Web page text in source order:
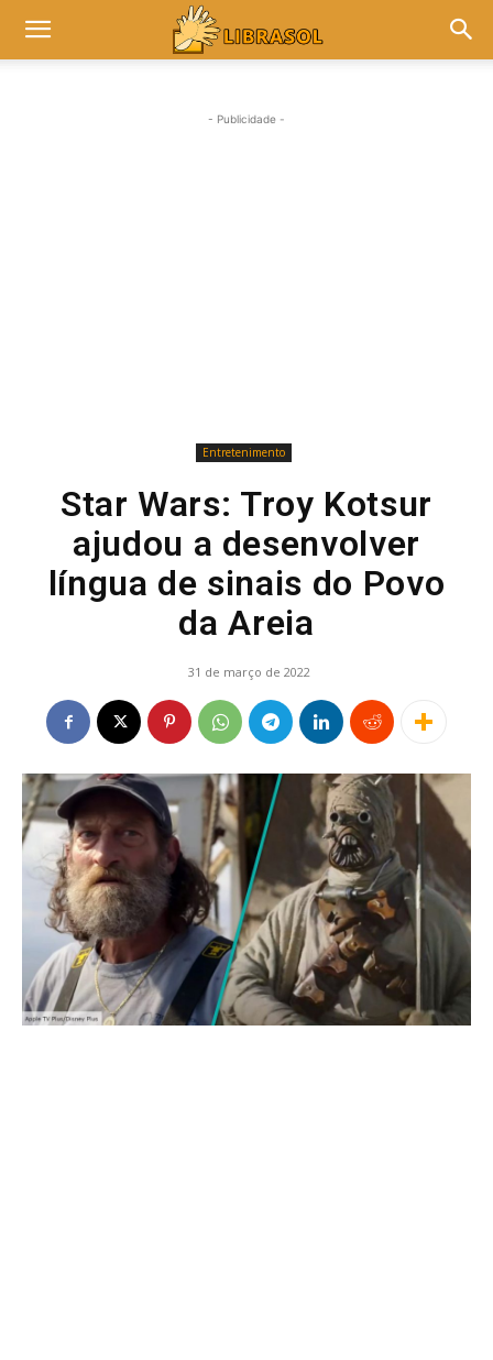
- Publicidade -
Entretenimento
Star Wars: Troy Kotsur
ajudou a desenvolver
língua de sinais do Povo
da Areia
31 de março de 2022